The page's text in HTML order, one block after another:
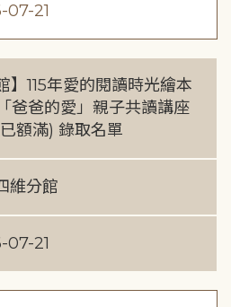
07-21
】115年愛的閱讀時光繪本
爸爸的愛」親子共讀講座
額滿) 錄取名單
維分館
07-21